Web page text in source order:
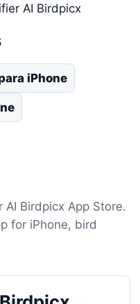
AI Birdpicx
iPhone
Birdpicx App Store.
for iPhone, bird